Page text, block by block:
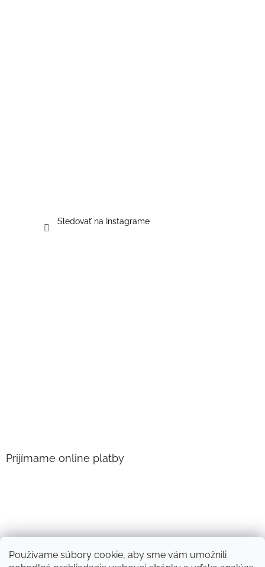
Používame súbory cookie, aby sme vám umožnili
Sledovať na Instagrame
Prijímame online platby